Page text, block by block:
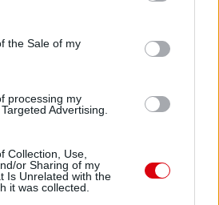
Google and its third-party tags to
specified purposes in below Google
the Sale of my
processing my
Advertising.
Collection, Use,
or Sharing of my
Is Unrelated with the
it was collected.
United